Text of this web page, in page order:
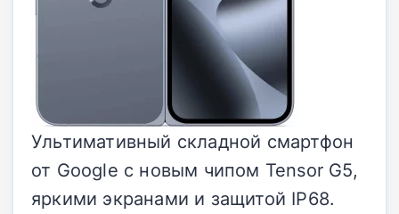
Ультимативный складной смартфон
от Google с новым чипом Tensor G5,
яркими экранами и защитой IP68.